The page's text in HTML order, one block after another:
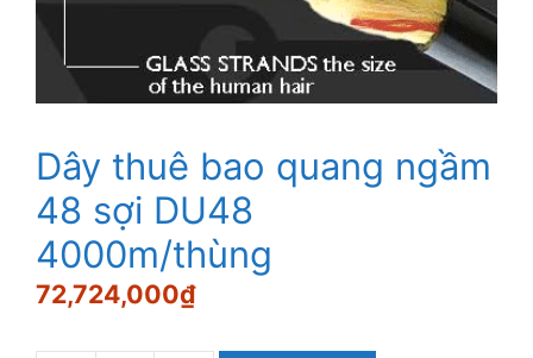
Dây thuê bao quang ngầm
48 sợi DU48
4000m/thùng
72,724,000₫